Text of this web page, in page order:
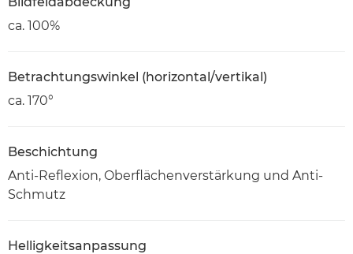
ca. 100%
Betrachtungswinkel (horizontal/vertikal)
ca. 170°
Beschichtung
Anti-Reflexion, Oberflächenverstärkung und Anti-
Schmutz
Helligkeitsanpassung